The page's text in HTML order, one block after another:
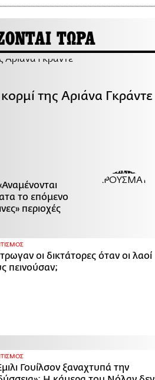
ΤΩΡΑ
της Αριάνα Γκράντε
το επόμενο
περιοχές
οι δικτάτορες όταν οι λαοί
πεινούσαν;
Γουίλσον ξαναχτυπά την